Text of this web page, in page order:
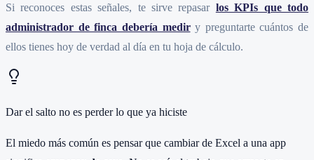
Si reconoces estas señales, te sirve repasar los KPIs que todo
administrador de finca debería medir y preguntarte cuántos de
ellos tienes hoy de verdad al día en tu hoja de cálculo.
Dar el salto no es perder lo que ya hiciste
El miedo más común es pensar que cambiar de Excel a una app